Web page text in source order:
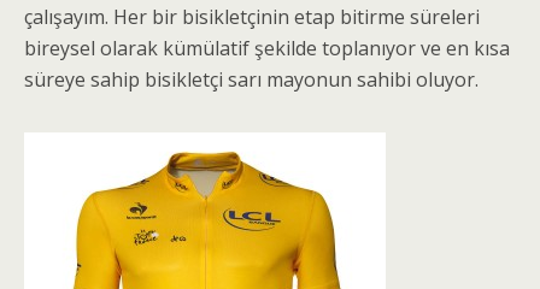
çalışayım. Her bir bisikletçinin etap bitirme süreleri
bireysel olarak kümülatif şekilde toplanıyor ve en kısa
süreye sahip bisikletçi sarı mayonun sahibi oluyor.